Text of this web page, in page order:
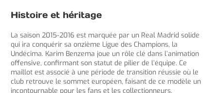
Histoire et héritage
La saison 2015-2016 est marquée par un Real Madrid solide
qui ira conquérir sa onzième Ligue des Champions, la
Undécima. Karim Benzema joue un rôle clé dans l’animation
offensive, confirmant son statut de pilier de l’équipe. Ce
maillot est associé à une période de transition réussie où le
club retrouve le sommet européen, faisant de ce modèle un
incontournable pour les fans et les collectionneurs.